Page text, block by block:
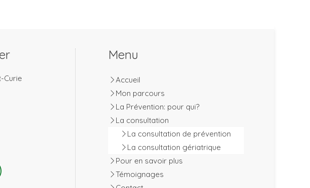
Curie
Menu
Accueil
Mon parcours
La Prévention: pour qui?
La consultation
La consultation de prévention
La consultation gériatrique
Pour en savoir plus
Témoignages